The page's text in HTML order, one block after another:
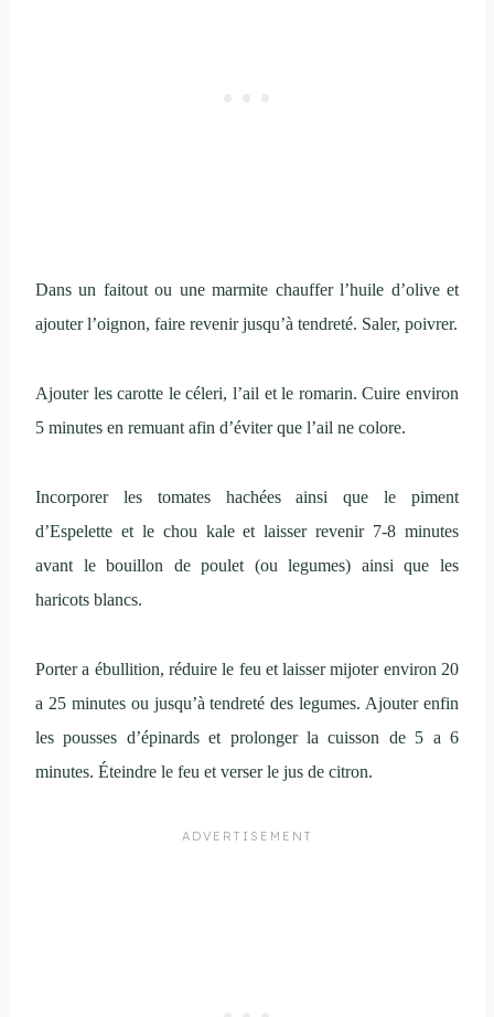
Dans un faitout ou une marmite chauffer l’huile d’olive et
ajouter l’oignon, faire revenir jusqu’à tendreté. Saler, poivrer.
Ajouter les carotte le céleri, l’ail et le romarin. Cuire environ
5 minutes en remuant afin d’éviter que l’ail ne colore.
Incorporer les tomates hachées ainsi que le piment
d’Espelette et le chou kale et laisser revenir 7-8 minutes
avant le bouillon de poulet (ou legumes) ainsi que les
haricots blancs.
Porter a ébullition, réduire le feu et laisser mijoter environ 20
a 25 minutes ou jusqu’à tendreté des legumes. Ajouter enfin
les pousses d’épinards et prolonger la cuisson de 5 a 6
minutes. Éteindre le feu et verser le jus de citron.